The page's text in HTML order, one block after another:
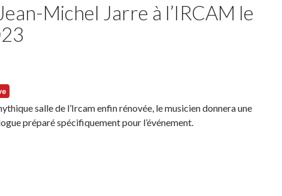
Michel Jarre à l’IRCAM le
salle de l’Ircam enfin rénovée, le musicien donnera une
préparé spécifiquement pour l’événement.